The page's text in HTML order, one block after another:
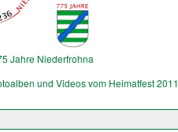
Jahre Niederfrohna
und Videos vom Heimatfest 2011